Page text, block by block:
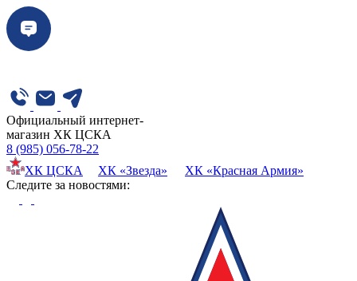
Официальный интернет-
магазин ХК ЦСКА
8 (985) 056-78-22
ХК ЦСКА
ХК «Звезда»
ХК «Красная Армия»
Cледите за новостями: